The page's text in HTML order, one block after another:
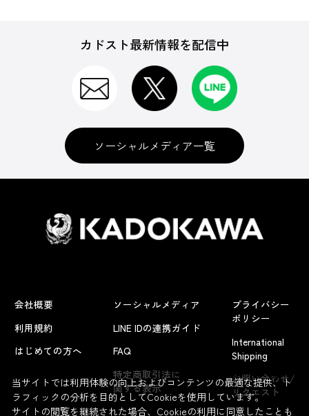
よくあるお問い合わせ
カドスト最新情報を配信中
ソーシャルメディア一覧
会社概要
利用規約
はじめての方へ
ソーシャルメディア
LINE IDの連携ガイド
FAQ
特定商取引法に
関する表示
プライバシー
ポリシー
International
Shipping
お問い合わせ/
リクエスト
当サイトでは利用体験の向上およびコンテンツの最適な提供、ト
ラフィックの分析を目的としてCookieを使用しています。
サイトの閲覧を継続された場合、Cookieの利用に同意したことも